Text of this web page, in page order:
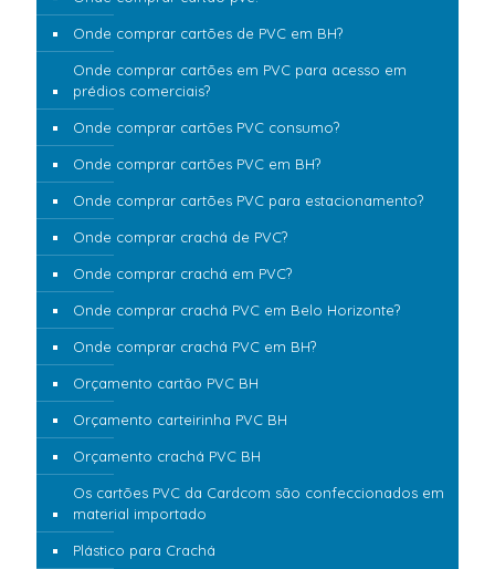
Onde comprar cartões de PVC em BH?
Onde comprar cartões em PVC para acesso em
prédios comerciais?
Onde comprar cartões PVC consumo?
Onde comprar cartões PVC em BH?
Onde comprar cartões PVC para estacionamento?
Onde comprar crachá de PVC?
Onde comprar crachá em PVC?
Onde comprar crachá PVC em Belo Horizonte?
Onde comprar crachá PVC em BH?
Orçamento cartão PVC BH
Orçamento carteirinha PVC BH
Orçamento crachá PVC BH
Os cartões PVC da Cardcom são confeccionados em
material importado
Plástico para Crachá